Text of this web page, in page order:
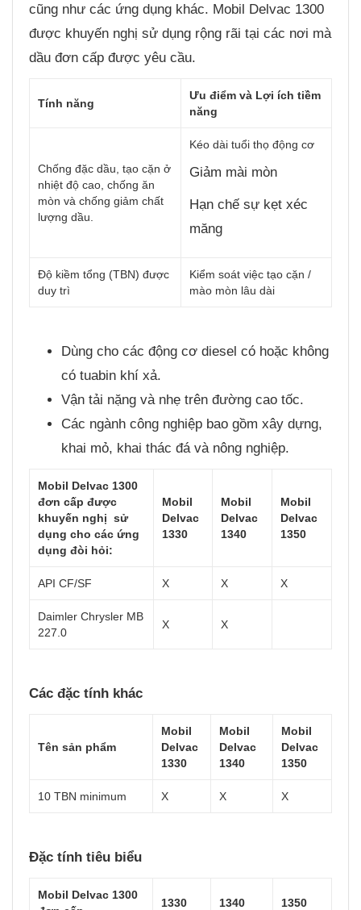
cũng như các ứng dụng khác. Mobil Delvac 1300
được khuyến nghị sử dụng rộng rãi tại các nơi mà
dầu đơn cấp được yêu cầu.
Tính năng
Ưu điểm và Lợi ích tiềm
năng
Chống đặc dầu, tạo cặn ở
nhiệt độ cao, chống ăn
mòn và chống giảm chất
lượng dầu.
Kéo dài tuổi thọ động cơ
Giảm mài mòn
Hạn chế sự kẹt xéc
măng
Độ kiềm tổng (TBN) được
duy trì
Kiểm soát việc tạo cặn /
mào mòn lâu dài
Dùng cho các động cơ diesel có hoặc không
có tuabin khí xả.
Vận tải nặng và nhẹ trên đường cao tốc.
Các ngành công nghiệp bao gồm xây dựng,
khai mỏ, khai thác đá và nông nghiệp.
Mobil Delvac 1300
đơn cấp được
khuyến nghị sử
dụng cho các ứng
dụng đòi hỏi:
Mobil
Delvac
1330
Mobil
Delvac
1340
Mobil
Delvac
1350
API CF/SF X X X
Daimler Chrysler MB
227.0
X X
Các đặc tính khác
Tên sản phẩm
Mobil
Delvac
1330
Mobil
Delvac
1340
Mobil
Delvac
1350
10 TBN minimum X X X
Đặc tính tiêu biểu
Mobil Delvac 1300
1330 1340 1350